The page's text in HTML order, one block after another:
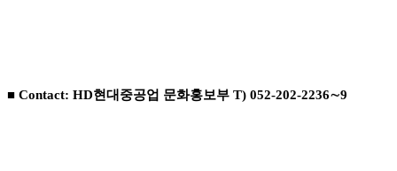
■ Contact: HD현대중공업 문화홍보부 T) 052-202-2236∼9